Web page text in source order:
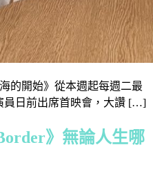
的開始》從本週起每週二最
員日前出席首映會，大讚 […]
》無論人生哪